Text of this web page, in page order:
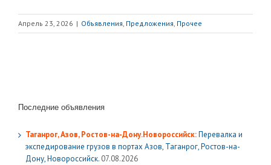
Апрель 23, 2026 | Объявления, Предложения, Прочее
Последние объявления
Таганрог, Азов, Ростов-на-Дону.Новороссийск:Перевалка и
экспедирование грузов в портах Азов, Таганрог, Ростов-на-
Дону, Новороссийск. 07.08.2026